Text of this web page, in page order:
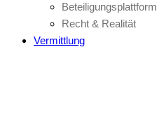
Beteiligungsplattform
Recht & Realität
Vermittlung